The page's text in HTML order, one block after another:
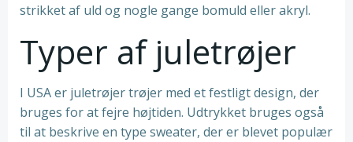
strikket af uld og nogle gange bomuld eller akryl.
Typer af juletrøjer
I USA er juletrøjer trøjer med et festligt design, der
bruges for at fejre højtiden. Udtrykket bruges også
til at beskrive en type sweater, der er blevet populær